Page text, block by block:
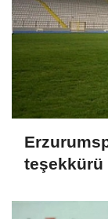
teşekkürü